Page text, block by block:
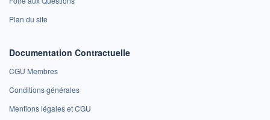
Plan du site
Documentation Contractuelle
CGU Membres
Conditions générales
Mentions légales et CGU